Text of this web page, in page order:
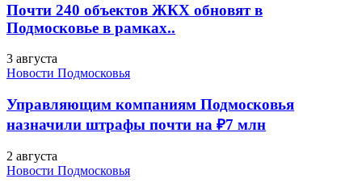
Почти 240 объектов ЖКХ обновят в
Подмосковье в рамках..
3 августа
Новости Подмосковья
Управляющим компаниям Подмосковья
назначили штрафы почти на ₽7 млн
2 августа
Новости Подмосковья